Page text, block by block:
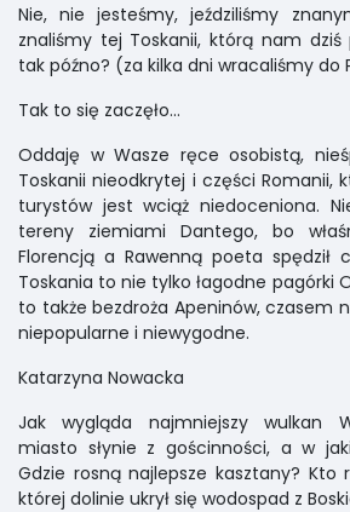
Nie, nie jesteśmy, jeździliśmy
znaliśmy tej Toskanii, którą nam dziś
tak późno? (za kilka dni wracaliśmy do
Tak to się zaczęło...
Oddaję w Wasze ręce osobistą,
Toskanii nieodkrytej i części Romanii,
turystów jest wciąż niedoceniona.
tereny ziemiami Dantego, bo
Florencją a Rawenną poeta spędził
Toskania to nie tylko łagodne pagórki
to także bezdroża Apeninów, czasem
niepopularne i niewygodne.
Katarzyna Nowacka
Jak wygląda najmniejszy wulkan
miasto słynie z gościnności, a w
Gdzie rosną najlepsze kasztany? Kto
której dolinie ukrył się wodospad z